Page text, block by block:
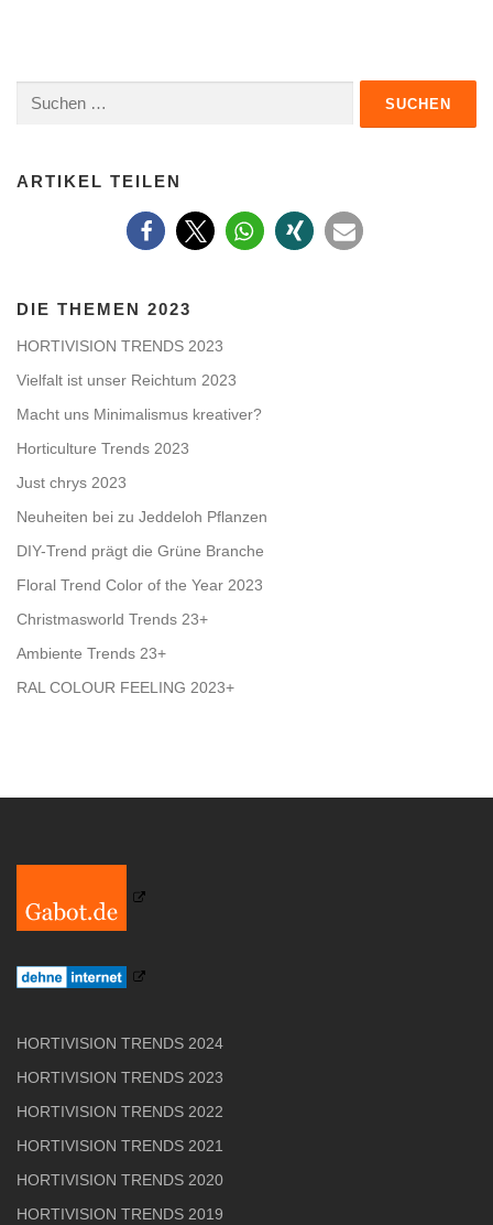
nach:
ARTIKEL TEILEN
DIE THEMEN 2023
HORTIVISION TRENDS 2023
Vielfalt ist unser Reichtum 2023
Macht uns Minimalismus kreativer?
Horticulture Trends 2023
Just chrys 2023
Neuheiten bei zu Jeddeloh Pflanzen
DIY-Trend prägt die Grüne Branche
Floral Trend Color of the Year 2023
Christmasworld Trends 23+
Ambiente Trends 23+
RAL COLOUR FEELING 2023+
HORTIVISION TRENDS 2024
HORTIVISION TRENDS 2023
HORTIVISION TRENDS 2022
HORTIVISION TRENDS 2021
HORTIVISION TRENDS 2020
HORTIVISION TRENDS 2019